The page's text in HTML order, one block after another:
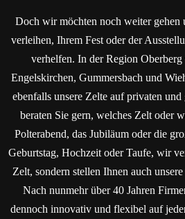
Doch wir möchten noch weiter gehen
verleihen, Ihrem Fest oder der
verhelfen. In der Region
Engelskirchen, Gummersbach und
ebenfalls unsere Zelte auf privaten
beraten Sie gern, welches Zelt oder
Polterabend, das Jubiläum oder die
Geburtstag, Hochzeit oder Taufe, wir
Zelt, sondern stellen Ihnen auch
Nach nunmehr über 40 Jahren
dennoch innovativ und flexibel auf